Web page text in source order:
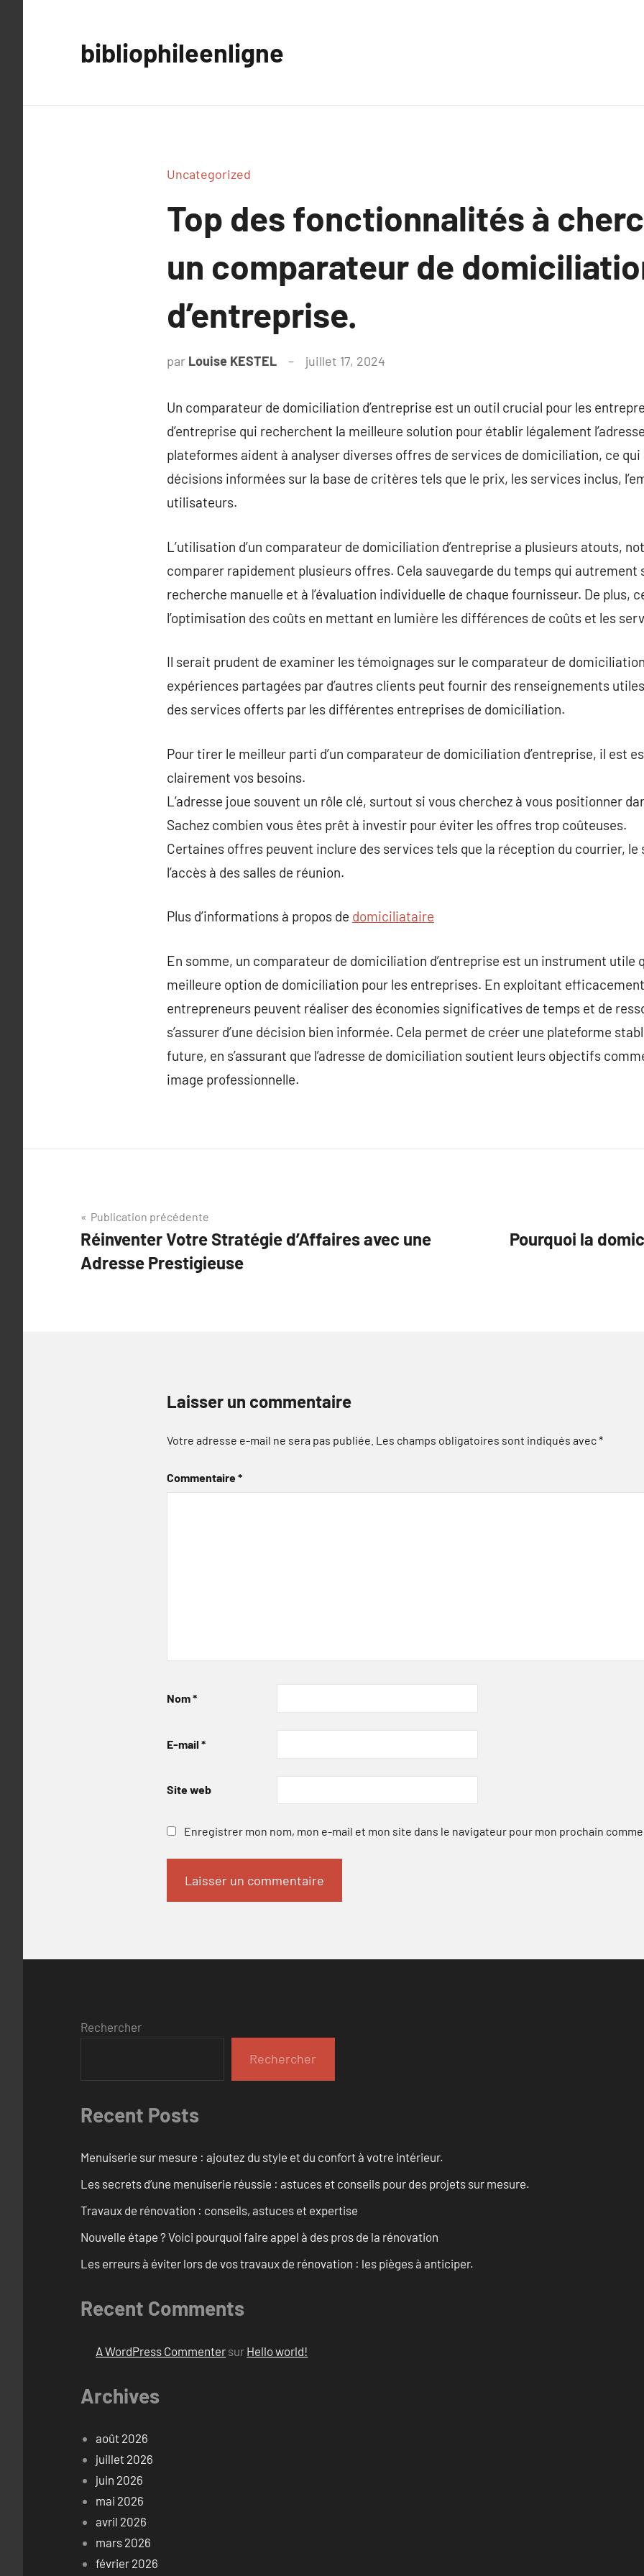
bibliophileenligne
Uncategorized
Top des fonctionnalités à
un comparateur de
d’entreprise.
par Louise KESTEL juillet 17, 2024
Un comparateur de domiciliation d’entreprise est un outil crucial pour les
d’entreprise qui recherchent la meilleure solution pour établir légalement
plateformes aident à analyser diverses offres de services de domiciliation, ce qui
décisions informées sur la base de critères tels que le prix, les services inclus,
utilisateurs.
L’utilisation d’un comparateur de domiciliation d’entreprise a plusieurs atouts,
comparer rapidement plusieurs offres. Cela sauvegarde du temps qui autrement
recherche manuelle et à l’évaluation individuelle de chaque fournisseur. De plus,
l’optimisation des coûts en mettant en lumière les différences de coûts et les
Il serait prudent de examiner les témoignages sur le comparateur de
expériences partagées par d’autres clients peut fournir des renseignements
des services offerts par les différentes entreprises de domiciliation.
Pour tirer le meilleur parti d’un comparateur de domiciliation d’entreprise, il est
clairement vos besoins.
L’adresse joue souvent un rôle clé, surtout si vous cherchez à vous positionner
Sachez combien vous êtes prêt à investir pour éviter les offres trop coûteuses.
Certaines offres peuvent inclure des services tels que la réception du courrier,
l’accès à des salles de réunion.
Plus d’informations à propos de domiciliataire
En somme, un comparateur de domiciliation d’entreprise est un instrument utile
meilleure option de domiciliation pour les entreprises. En exploitant
entrepreneurs peuvent réaliser des économies significatives de temps et de
s’assurer d’une décision bien informée. Cela permet de créer une plateforme
future, en s’assurant que l’adresse de domiciliation soutient leurs objectifs
image professionnelle.
Navigation
de
l’article
Publication précédente
Réinventer Votre Stratégie d’Affaires avec une
Adresse Prestigieuse
Pourquoi la
Laisser un commentaire
Votre adresse e-mail ne sera pas publiée. Les champs obligatoires sont indiqués avec*
Commentaire*
Nom*
E-mail *
Site web
Enregistrer mon nom, mon e-mail et mon site dans le navigateur pour mon prochain
Rechercher
Rechercher
Recent Posts
Menuiserie sur mesure : ajoutez du style et du confort à votre intérieur.
Les secrets d’une menuiserie réussie : astuces et conseils pour des projets sur mesure.
Travaux de rénovation : conseils, astuces et expertise
Nouvelle étape ? Voici pourquoi faire appel à des pros de la rénovation
Les erreurs à éviter lors de vos travaux de rénovation : les pièges à anticiper.
Recent Comments
A WordPress Commenter sur Hello world!
Archives
août 2026
juillet 2026
juin 2026
mai 2026
avril 2026
mars 2026
février 2026